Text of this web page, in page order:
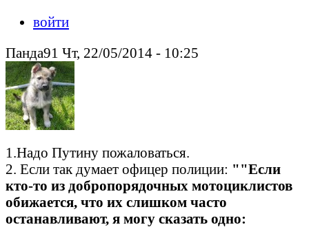
войти
Панда91 Чт, 22/05/2014 - 10:25
1.Надо Путину пожаловаться.
2. Если так думает офицер полиции: ""Если
кто-то из добропорядочных мотоциклистов
обижается, что их слишком часто
останавливают, я могу сказать одно: